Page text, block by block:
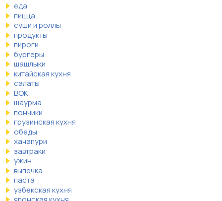
еда
пицца
суши и роллы
продукты
пироги
бургеры
шашлыки
китайская кухня
салаты
ВОК
шаурма
пончики
грузинская кухня
обеды
хачапури
завтраки
ужин
выпечка
паста
узбекская кухня